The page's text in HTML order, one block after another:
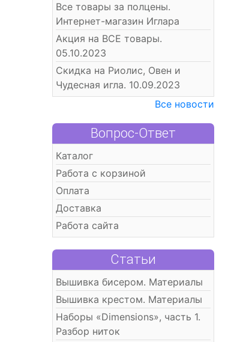
Все товары за полцены.
Интернет-магазин Иглара
Акция на ВСЕ товары.
05.10.2023
Скидка на Риолис, Овен и
Чудесная игла. 10.09.2023
Все новости
Вопрос-Ответ
Каталог
Работа с корзиной
Оплата
Доставка
Работа сайта
Статьи
Вышивка бисером. Материалы
Вышивка крестом. Материалы
Наборы «Dimensions», часть 1.
Разбор ниток